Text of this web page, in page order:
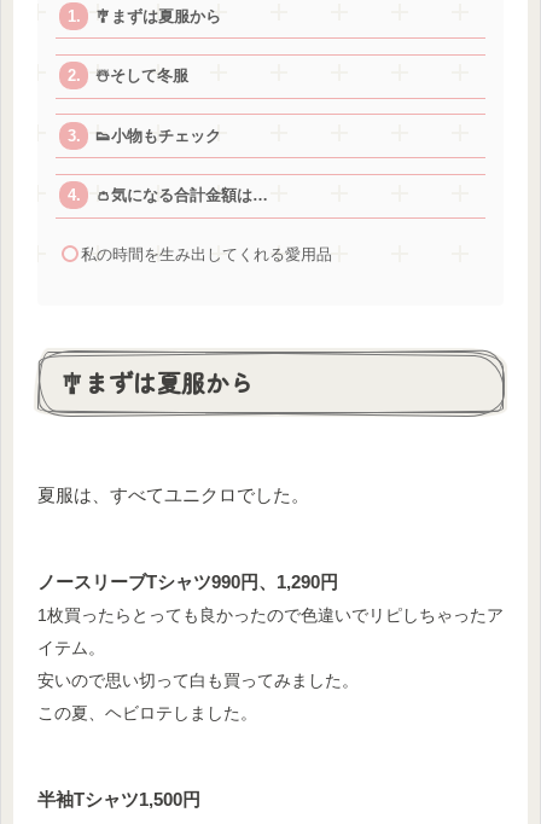
🎐まずは夏服から
☃️そして冬服
👟小物もチェック
👛気になる合計金額は…
私の時間を生み出してくれる愛用品
🎐まずは夏服から
夏服は、すべてユニクロでした。
ノースリーブTシャツ990円、1,290円
1枚買ったらとっても良かったので色違いでリピしちゃったア
イテム。
安いので思い切って白も買ってみました。
この夏、ヘビロテしました。
半袖Tシャツ1,500円